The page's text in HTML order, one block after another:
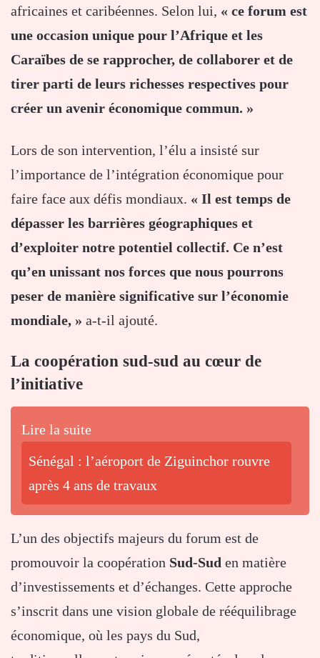
africaines et caribéennes. Selon lui, « ce forum est
une occasion unique pour l’Afrique et les
Caraïbes de se rapprocher, de collaborer et de
tirer parti de leurs richesses respectives pour
créer un avenir économique commun. »
Lors de son intervention, l’élu a insisté sur
l’importance de l’intégration économique pour
faire face aux défis mondiaux. « Il est temps de
dépasser les barrières géographiques et
d’exploiter notre potentiel collectif. Ce n’est
qu’en unissant nos forces que nous pourrons
peser de manière significative sur l’économie
mondiale, » a-t-il ajouté.
La coopération sud-sud au cœur de
l’initiative
Lire la suite
Sénégal : l’aéroport de Ziguinchor rouvre
après 4 ans de travaux
L’un des objectifs majeurs du forum est de
promouvoir la coopération Sud-Sud en matière
d’investissements et d’échanges. Cette approche
s’inscrit dans une vision globale de rééquilibrage
économique, où les pays du Sud,